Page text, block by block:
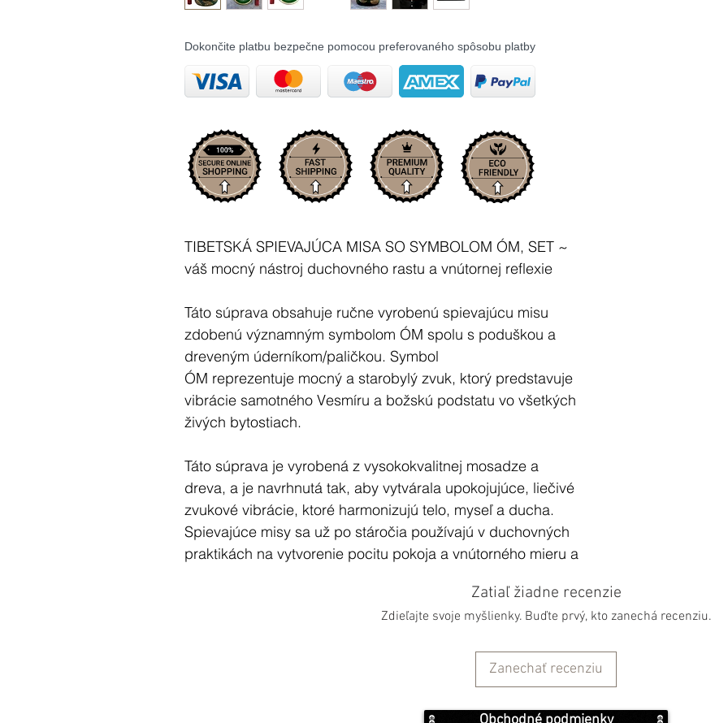
Dokončite platbu bezpečne pomocou preferovaného spôsobu platby
TIBETSKÁ SPIEVAJÚCA MISA SO SYMBOLOM ÓM, SET ~
váš mocný nástroj duchovného rastu a vnútornej reflexie
Táto súprava obsahuje ručne vyrobenú spievajúcu misu
zdobenú významným symbolom ÓM spolu s poduškou a
dreveným úderníkom/paličkou. Symbol
ÓM reprezentuje mocný a starobylý zvuk, ktorý predstavuje
vibrácie samotného Vesmíru a božskú podstatu vo všetkých
živých bytostiach.
Táto súprava je vyrobená z vysokokvalitnej mosadze a
dreva, a je navrhnutá tak, aby vytvárala upokojujúce, liečivé
zvukové vibrácie, ktoré harmonizujú telo, myseľ a ducha.
Spievajúce misy sa už po stáročia používajú v duchovných
praktikách na vytvorenie pocitu pokoja a vnútorného mieru a
symbolu ÓM, čím poskytuje ešte hlbšiu úroveň duchovného
Vankúš poskytuje pohodlnú základňu, na ktorej misa spočíva,
zatiaľ čo drevený úderník vydáva pri údere o okraj misy jasný,
rezonujúci tón. Táto súprava spolu predstavuje účinný nástroj
Zatiaľ žiadne recenzie
Zdieľajte svoje myšlienky. Buďte prvý, kto zanechá recenziu.
Zanechať recenziu